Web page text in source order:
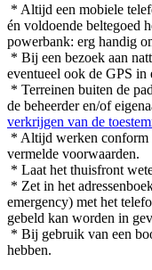
* Altijd een mobiele
én voldoende beltegoed
powerbank: erg handig
* Bij een bezoek aan
eventueel ook de GPS in
* Terreinen buiten de
de beheerder en/of
verkrijgen van de
* Altijd werken conform
vermelde voorwaarden.
* Laat het thuisfront
* Zet in het
emergency) met het
gebeld kan worden in
* Bij gebruik van een
hebben.